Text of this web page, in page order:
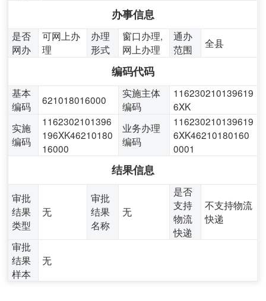
办事信息
是否
网办
可网上办
理
办理
形式
窗口办理,
网上办理
通办
范围
全县
编码代码
基本
编码
621018016000
实施主体
编码
116230210139619
6XK
实施
编码
1162302101396
196XK46210180
16000
业务办理
编码
116230210139619
6XK46210180160
0001
结果信息
审批
结果
类型
无
审批
结果
名称
无
是否
支持
物流
快递
不支持物流
快递
审批
结果
样本
无